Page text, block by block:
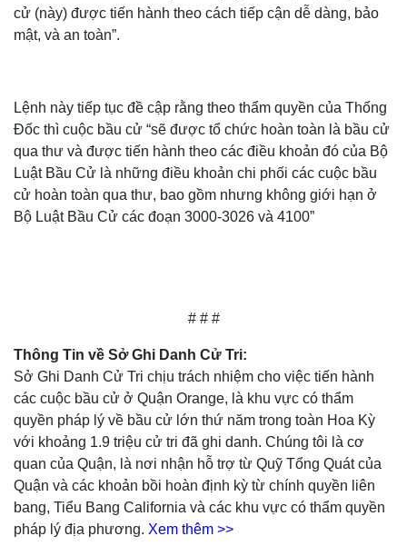
cử (này) được tiến hành theo cách tiếp cận dễ dàng, bảo
mật, và an toàn”.
Lệnh này tiếp tục đề cập rằng theo thẩm quyền của Thống
Đốc thì cuộc bầu cử “sẽ được tổ chức hoàn toàn là bầu cử
qua thư và được tiến hành theo các điều khoản đó của Bộ
Luật Bầu Cử là những điều khoản chi phối các cuộc bầu
cử hoàn toàn qua thư, bao gồm nhưng không giới hạn ở
Bộ Luật Bầu Cử các đoạn 3000-3026 và 4100”
# # #
Thông Tin về Sở Ghi Danh Cử Tri:
Sở Ghi Danh Cử Tri chịu trách nhiệm cho việc tiến hành
các cuộc bầu cử ở Quận Orange, là khu vực có thẩm
quyền pháp lý về bầu cử lớn thứ năm trong toàn Hoa Kỳ
với khoảng 1.9 triệu cử tri đã ghi danh. Chúng tôi là cơ
quan của Quận, là nơi nhận hỗ trợ từ Quỹ Tổng Quát của
Quận và các khoản bồi hoàn định kỳ từ chính quyền liên
bang, Tiểu Bang California và các khu vực có thẩm quyền
pháp lý địa phương. Xem thêm >>